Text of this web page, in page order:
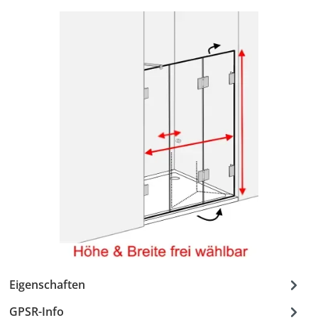
Eigenschaften
GPSR-Info